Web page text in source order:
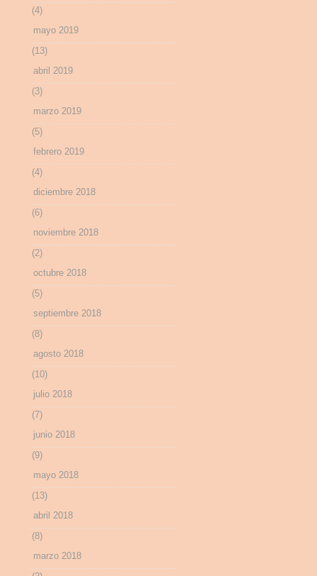
(4)
mayo 2019
(13)
abril 2019
(3)
marzo 2019
(5)
febrero 2019
(4)
diciembre 2018
(6)
noviembre 2018
(2)
octubre 2018
(5)
septiembre 2018
(8)
agosto 2018
(10)
julio 2018
(7)
junio 2018
(9)
mayo 2018
(13)
abril 2018
(8)
marzo 2018